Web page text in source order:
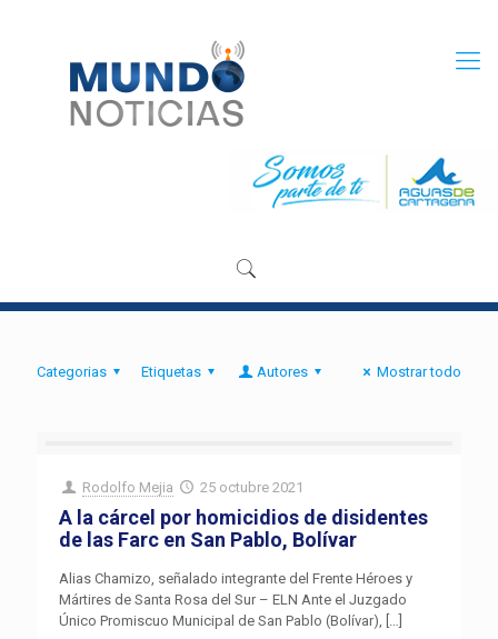
Categorias Etiquetas Autores Mostrar todo
Rodolfo Mejia 25 octubre 2021
A la cárcel por homicidios de disidentes
de las Farc en San Pablo, Bolívar
Alias Chamizo, señalado integrante del Frente Héroes y
Mártires de Santa Rosa del Sur – ELN Ante el Juzgado
Único Promiscuo Municipal de San Pablo (Bolívar), […]